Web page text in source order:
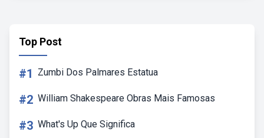
Top Post
#1 Zumbi Dos Palmares Estatua
#2 William Shakespeare Obras Mais Famosas
#3 What's Up Que Significa